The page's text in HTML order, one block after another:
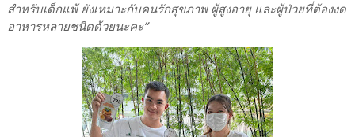
สำหรับเด็กแพ้ ยังเหมาะกับคนรักสุขภาพ ผู้สูงอายุ และผู้ป่วยที่ต้องงด
อาหารหลายชนิดด้วยนะคะ”